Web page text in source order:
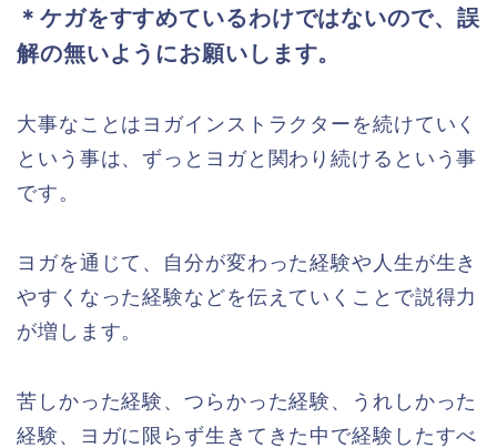
＊ケガをすすめているわけではないので、誤
解の無いようにお願いします。
大事なことはヨガインストラクターを続けていく
という事は、ずっとヨガと関わり続けるという事
です。
ヨガを通じて、自分が変わった経験や人生が生き
やすくなった経験などを伝えていくことで説得力
が増します。
苦しかった経験、つらかった経験、うれしかった
経験、ヨガに限らず生きてきた中で経験したすべ